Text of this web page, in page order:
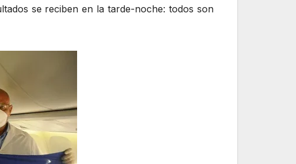
se reciben en la tarde-noche: todos son